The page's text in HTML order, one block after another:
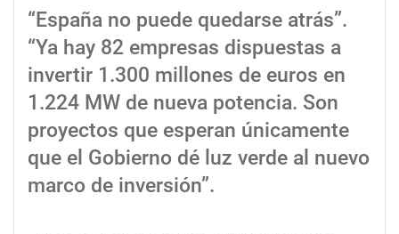
“España no puede quedarse atrás”.
“Ya hay 82 empresas dispuestas a
invertir 1.300 millones de euros en
1.224 MW de nueva potencia. Son
proyectos que esperan únicamente
que el Gobierno dé luz verde al nuevo
marco de inversión”.